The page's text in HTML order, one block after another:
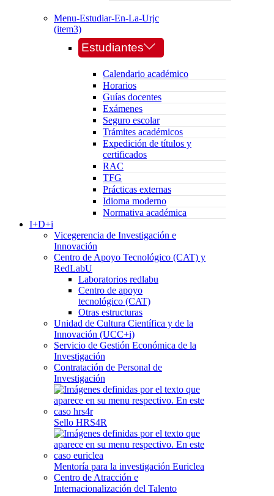
Menu-Estudiar-En-La-Urjc
(item3)
Estudiantes
Calendario académico
Horarios
Guías docentes
Exámenes
Seguro escolar
Trámites académicos
Expedición de títulos y
certificados
RAC
TFG
Prácticas externas
Idioma moderno
Normativa académica
I+D+i
Vicegerencia de Investigación e
Innovación
Centro de Apoyo Tecnológico (CAT) y
RedLabU
Laboratorios redlabu
Centro de apoyo
tecnológico (CAT)
Otras estructuras
Unidad de Cultura Científica y de la
Innovación (UCC+i)
Servicio de Gestión Económica de la
Investigación
Contratación de Personal de
Investigación
Sello HRS4R
Mentoría para la investigación Euriclea
Centro de Atracción e
Internacionalización del Talento